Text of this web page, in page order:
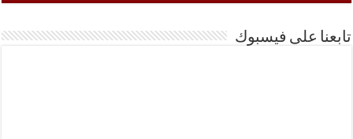
تابعنا على فيسبوك